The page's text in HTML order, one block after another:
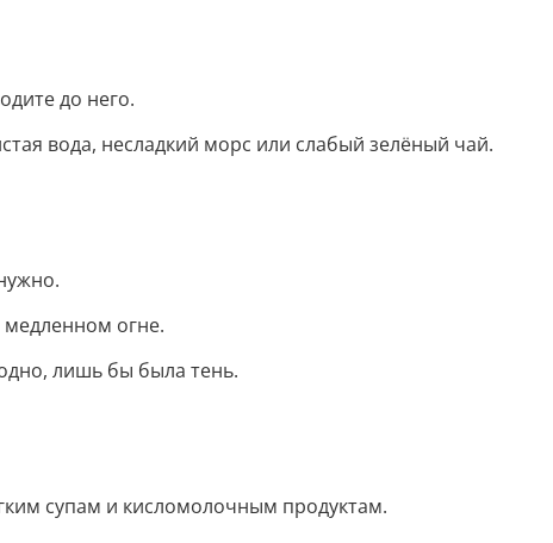
до него.
вода, несладкий морс или слабый зелёный чай.
огне.
лишь бы была тень.
супам и кисломолочным продуктам.